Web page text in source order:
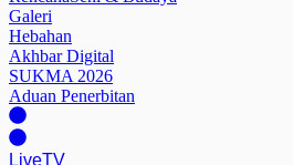
Galeri
Hebahan
Akhbar Digital
SUKMA 2026
Aduan Penerbitan
LiveTV